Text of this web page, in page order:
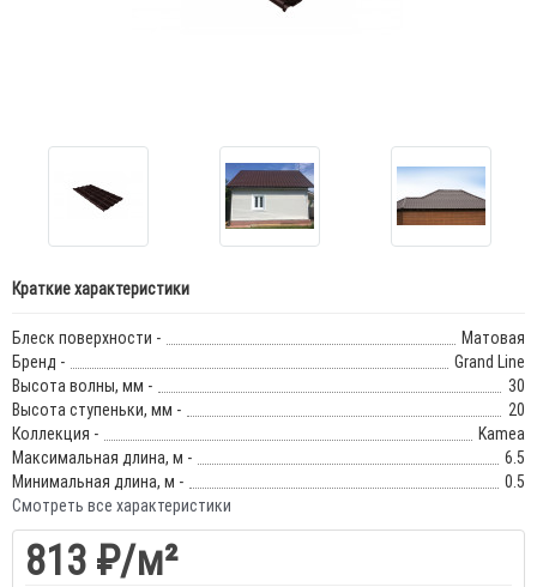
Краткие характеристики
Блеск поверхности -
Матовая
Бренд -
Grand Line
Высота волны, мм -
30
Высота ступеньки, мм -
20
Коллекция -
Kamea
Максимальная длина, м -
6.5
Минимальная длина, м -
0.5
Смотреть все характеристики
813 ₽/м²